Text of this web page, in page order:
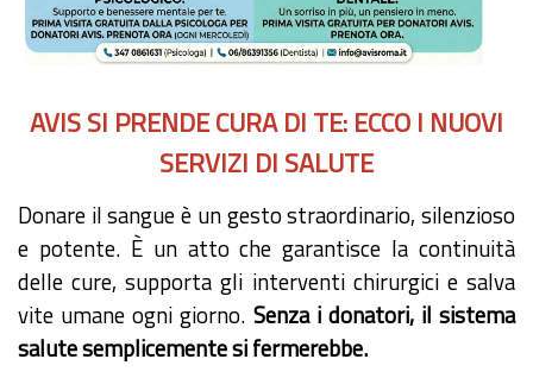
AVIS SI PRENDE CURA DI TE: ECCO I NUOVI
SERVIZI DI SALUTE
Donare il sangue è un gesto straordinario, silenzioso
e potente. È un atto che garantisce la continuità
delle cure, supporta gli interventi chirurgici e salva
vite umane ogni giorno. Senza i donatori, il sistema
salute semplicemente si fermerebbe.